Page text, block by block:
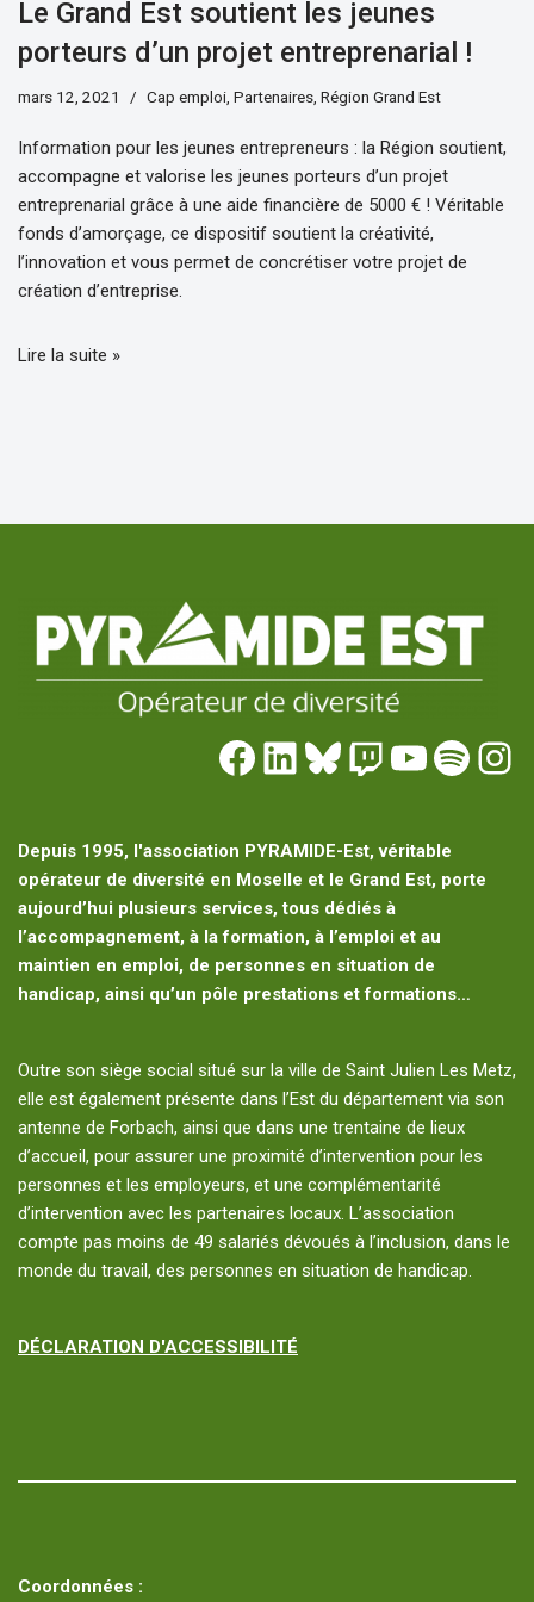
Le Grand Est soutient les jeunes
porteurs d’un projet entreprenarial !
mars 12, 2021 Cap emploi, Partenaires, Région Grand Est
Information pour les jeunes entrepreneurs : la Région soutient,
accompagne et valorise les jeunes porteurs d’un projet
entreprenarial grâce à une aide financière de 5000 € ! Véritable
fonds d’amorçage, ce dispositif soutient la créativité,
l’innovation et vous permet de concrétiser votre projet de
création d’entreprise.
Lire la suite »
Depuis 1995, l'association PYRAMIDE-Est, véritable
opérateur de diversité en Moselle et le Grand Est, porte
aujourd’hui plusieurs services, tous dédiés à
l’accompagnement, à la formation, à l’emploi et au
maintien en emploi, de personnes en situation de
handicap, ainsi qu’un pôle prestations et formations…
Outre son siège social situé sur la ville de Saint Julien Les Metz,
elle est également présente dans l’Est du département via son
antenne de Forbach, ainsi que dans une trentaine de lieux
d’accueil, pour assurer une proximité d’intervention pour les
personnes et les employeurs, et une complémentarité
d’intervention avec les partenaires locaux. L’association
compte pas moins de 49 salariés dévoués à l’inclusion, dans le
monde du travail, des personnes en situation de handicap.
DÉCLARATION D'ACCESSIBILITÉ
Coordonnées :